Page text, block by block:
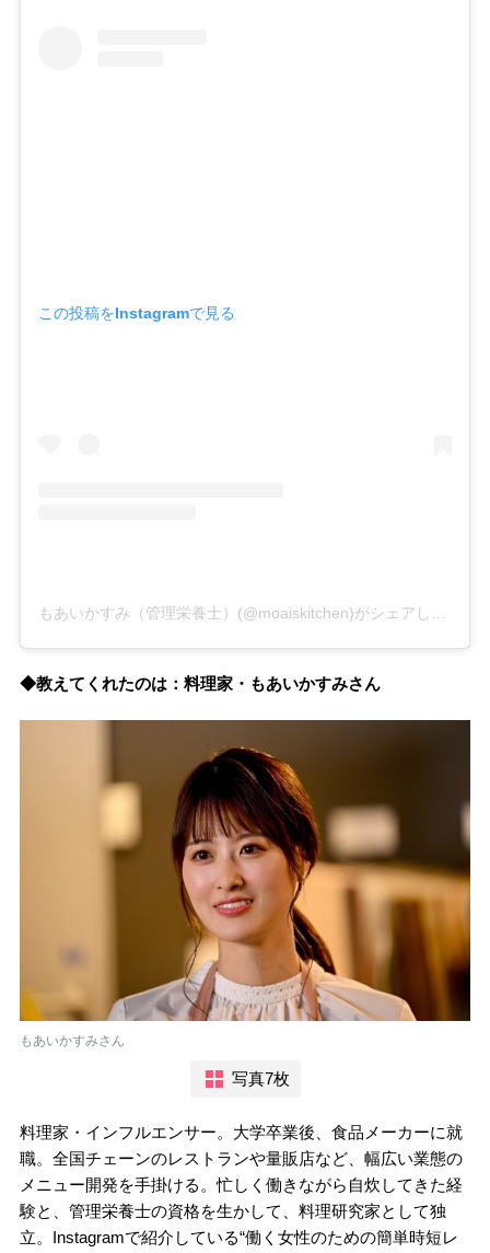
この投稿をInstagramで見る
もあいかすみ（管理栄養士）(@moaiskitchen)がシェアした投稿
◆教えてくれたのは：料理家・もあいかすみさん
もあいかすみさん
写真7枚
料理家・インフルエンサー。大学卒業後、食品メーカーに就
職。全国チェーンのレストランや量販店など、幅広い業態の
メニュー開発を手掛ける。忙しく働きながら自炊してきた経
験と、管理栄養士の資格を生かして、料理研究家として独
立。Instagramで紹介している“働く女性のための簡単時短レ